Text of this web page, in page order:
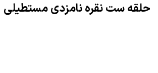
حلقه ست نقره نامزدی مستطیلی